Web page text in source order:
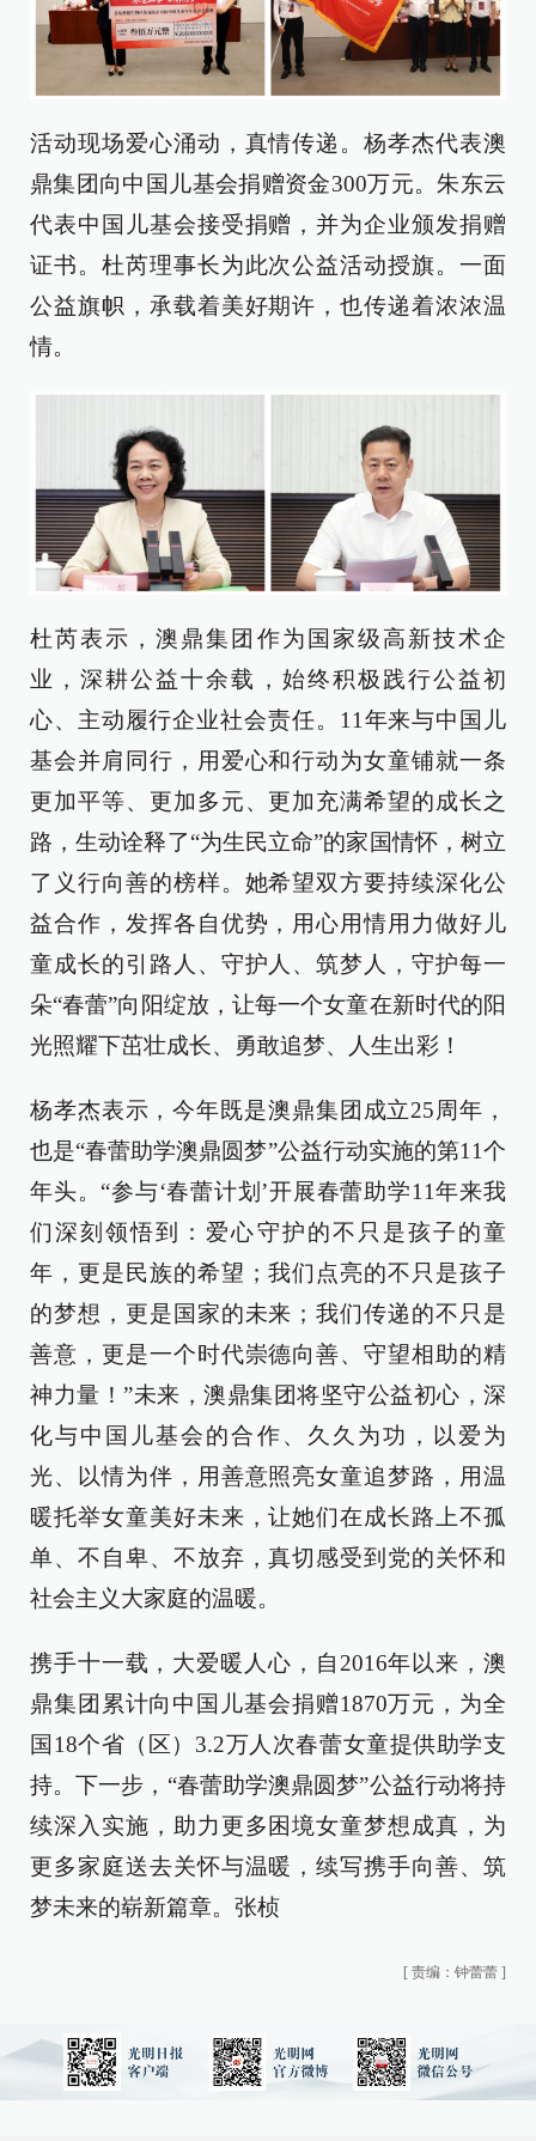
活动现场爱心涌动，真情传递。杨孝杰代表澳
鼎集团向中国儿基会捐赠资金300万元。朱东云
代表中国儿基会接受捐赠，并为企业颁发捐赠
证书。杜芮理事长为此次公益活动授旗。一面
公益旗帜，承载着美好期许，也传递着浓浓温
情。
杜芮表示，澳鼎集团作为国家级高新技术企
业，深耕公益十余载，始终积极践行公益初
心、主动履行企业社会责任。11年来与中国儿
基会并肩同行，用爱心和行动为女童铺就一条
更加平等、更加多元、更加充满希望的成长之
路，生动诠释了“为生民立命”的家国情怀，树立
了义行向善的榜样。她希望双方要持续深化公
益合作，发挥各自优势，用心用情用力做好儿
童成长的引路人、守护人、筑梦人，守护每一
朵“春蕾”向阳绽放，让每一个女童在新时代的阳
光照耀下茁壮成长、勇敢追梦、人生出彩！
杨孝杰表示，今年既是澳鼎集团成立25周年，
也是“春蕾助学澳鼎圆梦”公益行动实施的第11个
年头。“参与‘春蕾计划’开展春蕾助学11年来我
们深刻领悟到：爱心守护的不只是孩子的童
年，更是民族的希望；我们点亮的不只是孩子
的梦想，更是国家的未来；我们传递的不只是
善意，更是一个时代崇德向善、守望相助的精
神力量！”未来，澳鼎集团将坚守公益初心，深
化与中国儿基会的合作、久久为功，以爱为
光、以情为伴，用善意照亮女童追梦路，用温
暖托举女童美好未来，让她们在成长路上不孤
单、不自卑、不放弃，真切感受到党的关怀和
社会主义大家庭的温暖。
携手十一载，大爱暖人心，自2016年以来，澳
鼎集团累计向中国儿基会捐赠1870万元，为全
国18个省（区）3.2万人次春蕾女童提供助学支
持。下一步，“春蕾助学澳鼎圆梦”公益行动将持
续深入实施，助力更多困境女童梦想成真，为
更多家庭送去关怀与温暖，续写携手向善、筑
梦未来的崭新篇章。张桢
[ 责编：钟蕾蕾 ]